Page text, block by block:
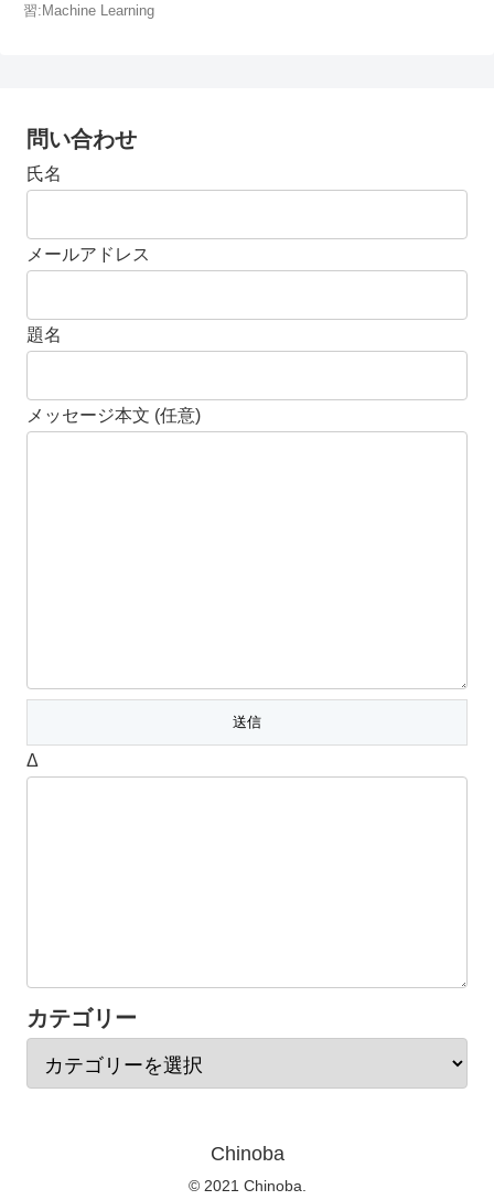
習:Machine Learning
問い合わせ
氏名
メールアドレス
題名
メッセージ本文 (任意)
Δ
カテゴリー
Chinoba
© 2021 Chinoba.